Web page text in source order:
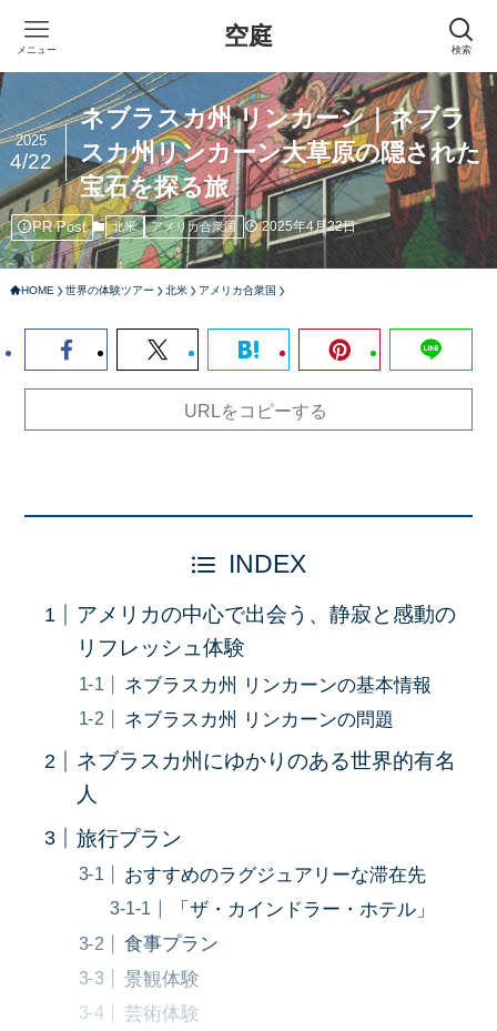
空庭 検索
メニュー
ネブラスカ州 リンカーン｜ネブラ
スカ州リンカーン大草原の隠された
宝石を探る旅
2025
4/22
PR Post 北米 アメリカ合衆国 2025年4月22日
HOME 世界の体験ツアー 北米 アメリカ合衆国
URLをコピーする
INDEX
アメリカの中心で出会う、静寂と感動の
リフレッシュ体験
ネブラスカ州 リンカーンの基本情報
ネブラスカ州 リンカーンの問題
ネブラスカ州にゆかりのある世界的有名
人
旅行プラン
おすすめのラグジュアリーな滞在先
「ザ・カインドラー・ホテル」
食事プラン
景観体験
芸術体験